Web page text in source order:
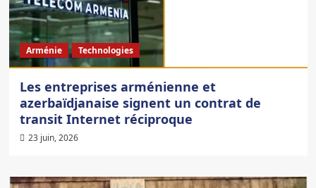
Arménie Technologies
Les entreprises arménienne et
azerbaïdjanaise signent un contrat de
transit Internet réciproque
23 juin, 2026